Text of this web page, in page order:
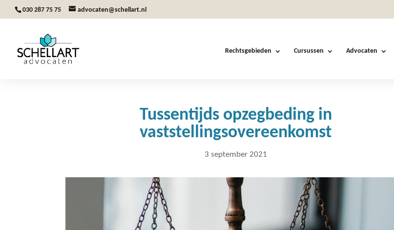
030 287 75 75 advocaten@schellart.nl
Rechtsgebieden Cursussen Advocaten
Tussentijds opzegbeding in
vaststellingsovereenkomst
3 september 2021